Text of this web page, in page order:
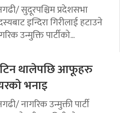
सुदूरपश्चिम प्रदेशसभा
इन्दिरा गिरीलाई हटाउने
उन्मुक्ति पार्टीको...
थालेपछि आफूहरु
भनाइ
नागरिक उन्मुक्ती पार्टी